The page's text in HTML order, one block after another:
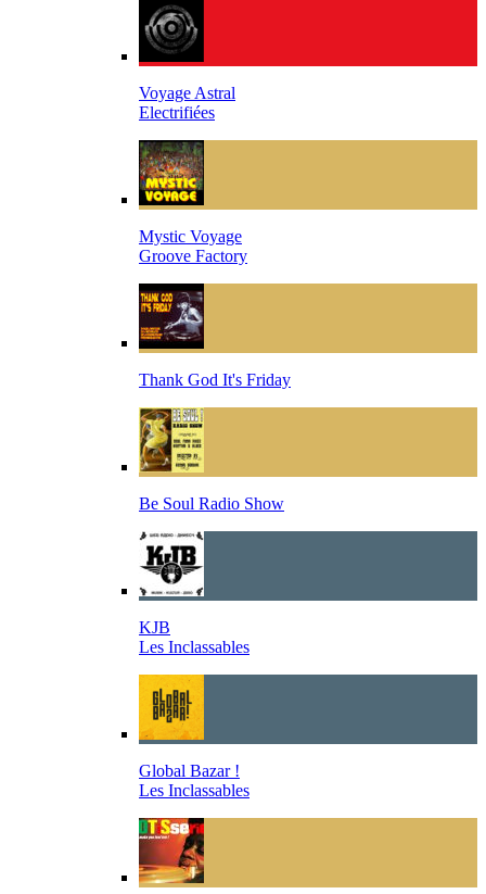
Voyage Astral
Electrifiées
Mystic Voyage
Groove Factory
Thank God It's Friday
Be Soul Radio Show
KJB
Les Inclassables
Global Bazar !
Les Inclassables